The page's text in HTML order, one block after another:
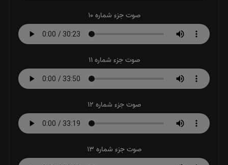
صوت جزء شماره 10
صوت جزء شماره 11
صوت جزء شماره 12
صوت جزء شماره 13